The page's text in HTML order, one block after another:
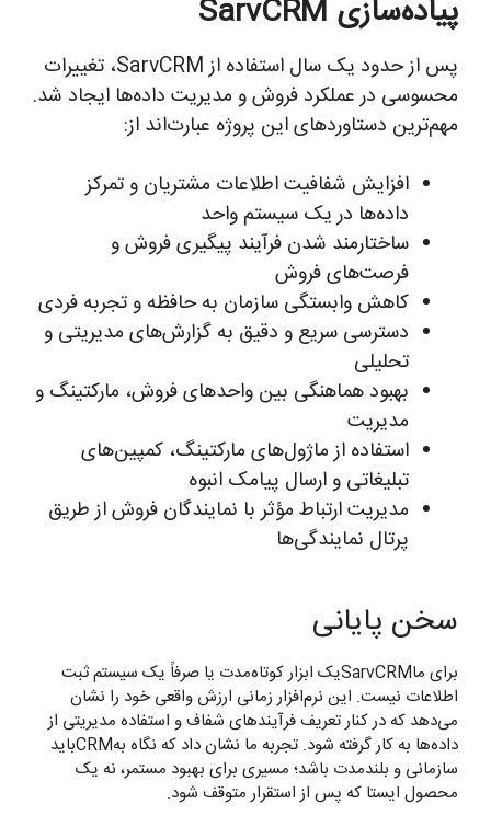
پیاده‌سازی SarvCRM
پس از حدود یک سال استفاده از SarvCRM، تغییرات
محسوسی در عملکرد فروش و مدیریت داده‌ها ایجاد شد.
مهم‌ترین دستاوردهای این پروژه عبارت‌اند از:
افزایش شفافیت اطلاعات مشتریان و تمرکز
داده‌ها در یک سیستم واحد
ساختارمند شدن فرآیند پیگیری فروش و
فرصت‌های فروش
کاهش وابستگی سازمان به حافظه و تجربه فردی
دسترسی سریع و دقیق به گزارش‌های مدیریتی و
تحلیلی
بهبود هماهنگی بین واحدهای فروش، مارکتینگ و
مدیریت
استفاده از ماژول‌های مارکتینگ، کمپین‌های
تبلیغاتی و ارسال پیامک انبوه
مدیریت ارتباط مؤثر با نمایندگان فروش از طریق
پرتال نمایندگی‌ها
سخن پایانی
برای ماSarvCRMیک ابزار کوتاه‌مدت یا صرفاً یک سیستم ثبت
اطلاعات نیست. این نرم‌افزار زمانی ارزش واقعی خود را نشان
می‌دهد که در کنار تعریف فرآیندهای شفاف و استفاده مدیریتی از
داده‌ها به کار گرفته شود. تجربه ما نشان داد که نگاه بهCRMباید
سازمانی و بلندمدت باشد؛ مسیری برای بهبود مستمر، نه یک
محصول ایستا که پس از استقرار متوقف شود.